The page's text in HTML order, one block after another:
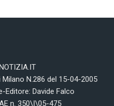
N.286 del 15-04-2005
Editore: Davide Falco
n. 350\I\05-475